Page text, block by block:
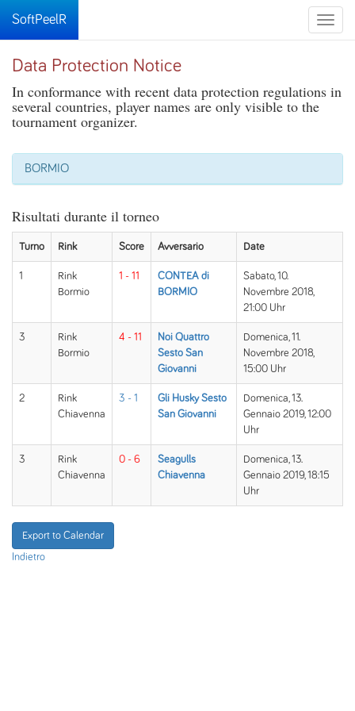
Toggle
SoftPeelR
Data Protection Notice
In conformance with recent data protection regulations in
several countries, player names are only visible to the
tournament organizer.
BORMIO
Risultati durante il torneo
Turno Rink Score Avversario Date
1
Rink
Bormio
1 - 11
CONTEA di
BORMIO
Sabato, 10.
Novembre 2018,
21:00 Uhr
3
Rink
Bormio
4 - 11
Noi Quattro
Sesto San
Giovanni
Domenica, 11.
Novembre 2018,
15:00 Uhr
2
Rink
Chiavenna
3 - 1
Gli Husky Sesto
San Giovanni
Domenica, 13.
Gennaio 2019, 12:00
Uhr
3
Rink
Chiavenna
0 - 6
Seagulls
Chiavenna
Domenica, 13.
Gennaio 2019, 18:15
Uhr
Export to Calendar
Indietro